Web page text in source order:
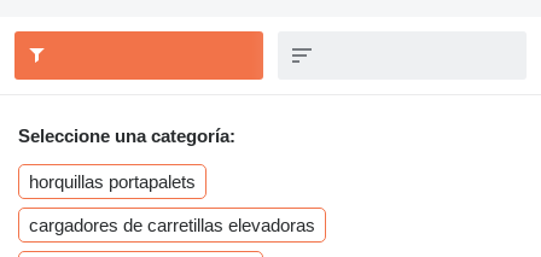
Seleccione una categoría:
horquillas portapalets
cargadores de carretillas elevadoras